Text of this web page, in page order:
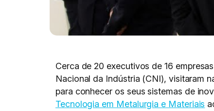
Cerca de 20 executivos de 16
Nacional da Indústria (CNI), visitaram
para conhecer os seus sistemas de
Tecnologia em Metalurgia e Materiais